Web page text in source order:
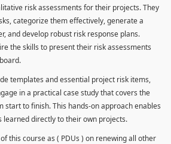
risk assessments for their projects. They
categorize them effectively, generate a
and develop robust risk response plans.
the skills to present their risk assessments
templates and essential project risk items,
in a practical case study that covers the
start to finish. This hands-on approach enables
learned directly to their own projects.
this course as ( PDUs ) on renewing all other